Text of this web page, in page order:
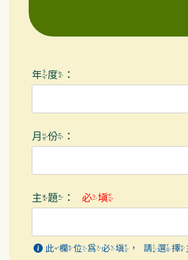
年度：
月份：
主題： 必填
此欄位為必填，請選擇